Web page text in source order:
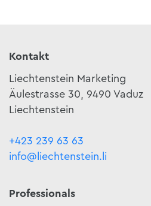
Kontakt
Liechtenstein Marketing
Äulestrasse 30, 9490 Vaduz
Liechtenstein
+423 239 63 63
info@liechtenstein.li
Professionals